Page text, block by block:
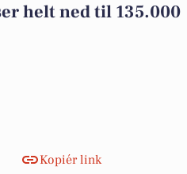
helt ned til 135.000
Kopiér link